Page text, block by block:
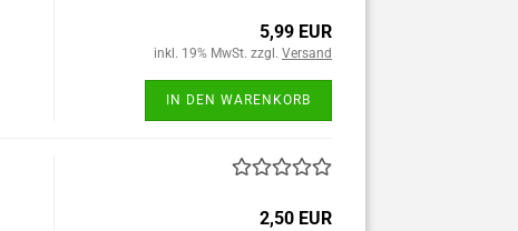
5,99 EUR
inkl. 19% MwSt. zzgl. Versand
IN DEN WARENKORB
2,50 EUR